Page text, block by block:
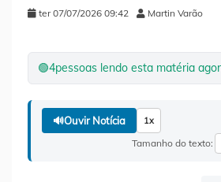
ter 07/07/2026 09:42 Martin Varão
🟢4pessoas lendo esta matéria
🔊Ouvir Notícia 1x
Tamanho do texto: